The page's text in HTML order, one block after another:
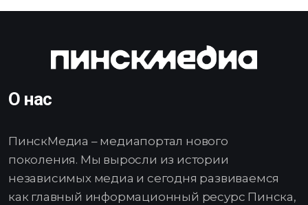
О нас
ПинскМедиа – медиапортал нового
поколения. Мы выросли из истории
независимых медиа и сегодня развиваемся
как главный информационный ресурс Пинска,